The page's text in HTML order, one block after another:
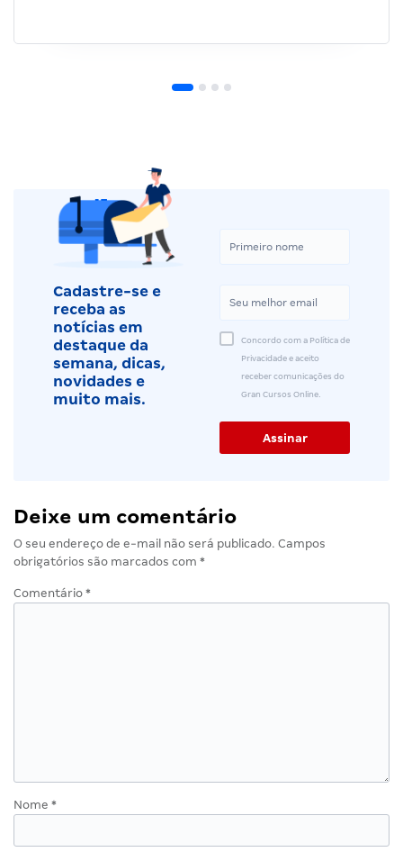
Cadastre-se e
receba as
notícias em
destaque da
semana, dicas,
novidades e
muito mais.
Concordo com a Política de
Privacidade e aceito
receber comunicações do
Gran Cursos Online.
Deixe um comentário
O seu endereço de e-mail não será publicado. Campos
obrigatórios são marcados com *
Comentário *
Nome *